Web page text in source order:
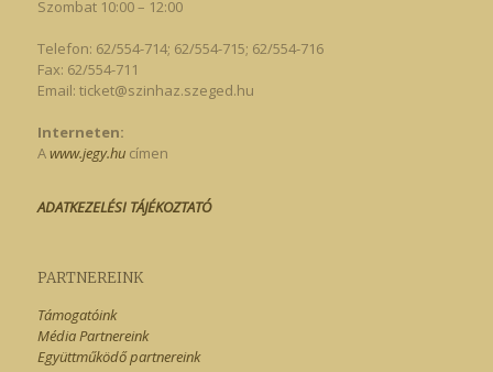
Szombat 10:00 – 12:00
Telefon: 62/554-714; 62/554-715; 62/554-716
Fax: 62/554-711
Email: ticket@szinhaz.szeged.hu
Interneten:
Awww.jegy.hucímen
ADATKEZELÉSI TÁJÉKOZTATÓ
PARTNEREINK
Támogatóink
Média Partnereink
Együttműködő partnereink